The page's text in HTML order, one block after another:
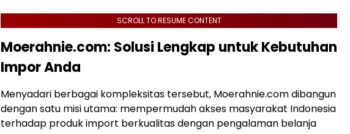
SCROLL TO RESUME CONTENT
Moerahnie.com: Solusi Lengkap untuk Kebutuhan
Impor Anda
Menyadari berbagai kompleksitas tersebut, Moerahnie.com dibangun
dengan satu misi utama: mempermudah akses masyarakat Indonesia
terhadap produk import berkualitas dengan pengalaman belanja